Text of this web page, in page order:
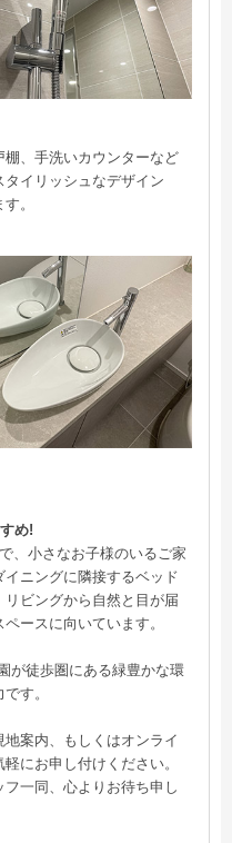
棚、手洗いカウンターなど
イリッシュなデザイン
。
め!
、小さなお子様のいるご家
ニングに隣接するベッド
ビングから自然と目が届
ースに向いています。
が徒歩圏にある緑豊かな環
す。
案内、もしくはオンライ
にお申し付けください。
一同、心よりお待ち申し